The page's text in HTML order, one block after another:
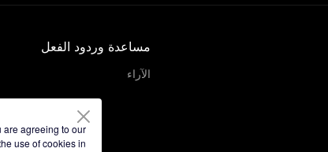
are agreeing to our
use of cookies in
مساعدة وردود الفعل
الآراء